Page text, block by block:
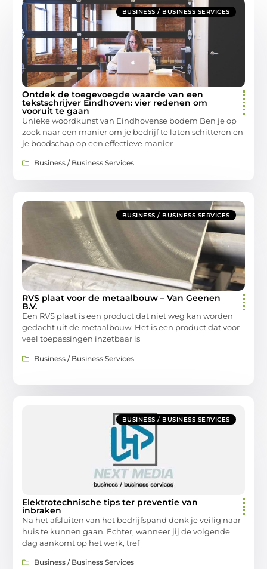
BUSINESS / BUSINESS SERVICES
Ontdek de toegevoegde waarde van een
tekstschrijver Eindhoven: vier redenen om
vooruit te gaan
Unieke woordkunst van Eindhovense bodem Ben je op
zoek naar een manier om je bedrijf te laten schitteren en
je boodschap op een effectieve manier
Business / Business Services
BUSINESS / BUSINESS SERVICES
RVS plaat voor de metaalbouw – Van Geenen
B.V.
Een RVS plaat is een product dat niet weg kan worden
gedacht uit de metaalbouw. Het is een product dat voor
veel toepassingen inzetbaar is
Business / Business Services
BUSINESS / BUSINESS SERVICES
Elektrotechnische tips ter preventie van
inbraken
Na het afsluiten van het bedrijfspand denk je veilig naar
huis te kunnen gaan. Echter, wanneer jij de volgende
dag aankomt op het werk, tref
Business / Business Services